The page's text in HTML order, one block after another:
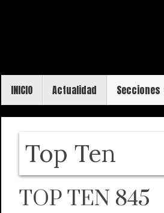
contenido
INICIO Actualidad Secciones
Top Ten
TOP TEN 845